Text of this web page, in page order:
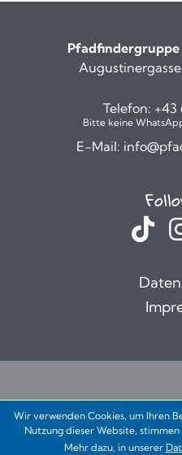
Wir verwenden Cookies, um Ihren
Nutzung dieser Website,
Mehr dazu, in unserer
Telefon: +43
Bitte keine
E-Mail: